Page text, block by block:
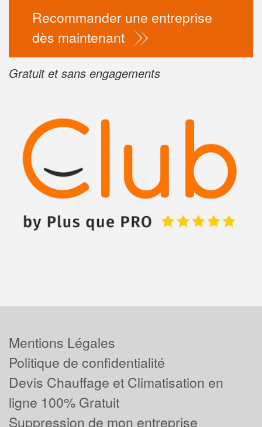
Recommander une entreprise
dès maintenant
Gratuit et sans engagements
nouveaux
Mentions Légales
Politique de confidentialité
Devis Chauffage et Climatisation en
ligne 100% Gratuit
Suppression de mon entreprise